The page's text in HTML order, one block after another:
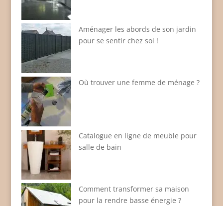
Aménager les abords de son jardin
pour se sentir chez soi !
Où trouver une femme de ménage ?
Catalogue en ligne de meuble pour
salle de bain
Comment transformer sa maison
pour la rendre basse énergie ?